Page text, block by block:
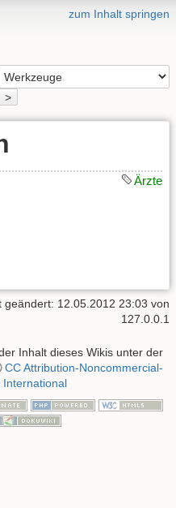
zum Inhalt springen
>
Ärzte
geändert: 12.05.2012 23:03 von
127.0.0.1
Inhalt dieses Wikis unter der
CC Attribution-Noncommercial-
International